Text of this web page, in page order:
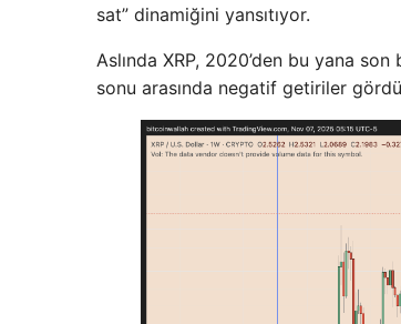
sat” dinamiğini yansıtıyor.
Aslında XRP, 2020’den bu yana
sonu arasında negatif getiriler